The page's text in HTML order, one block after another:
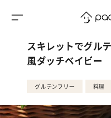
スキレットでグル
風ダッチベイビー
グルテンフリー 料理